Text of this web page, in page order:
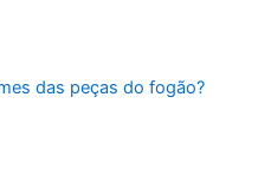
das peças do fogão?